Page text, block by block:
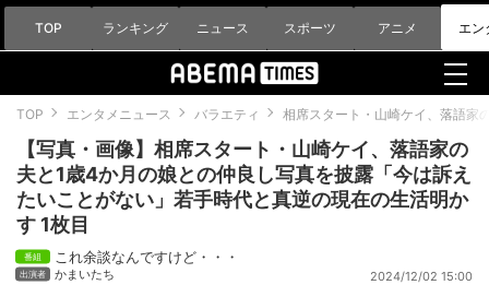
TOP ランキング ニュース スポーツ アニメ エン
TOP エンタメニュース バラエティ 相席スタート・山崎ケイ、落語家
【写真・画像】相席スタート・山崎ケイ、落語家の
夫と1歳4か月の娘との仲良し写真を披露「今は訴え
たいことがない」若手時代と真逆の現在の生活明か
す 1枚目
これ余談なんですけど・・・
かまいたち 2024/12/02 15:00